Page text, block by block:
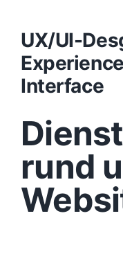
Konzept
Design
Content
Funktionen
Aufbau
UX/UI-
Interface
rund